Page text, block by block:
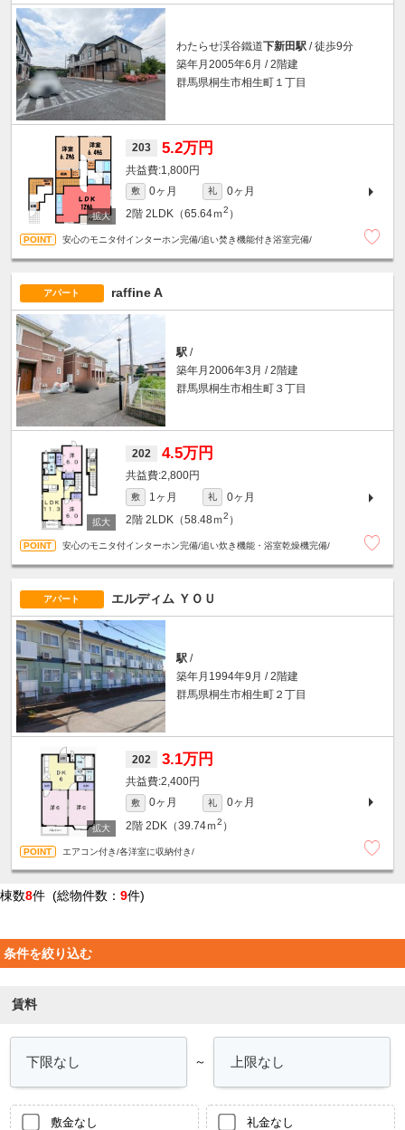
わたらせ渓谷鐵道下新田駅 / 徒歩9分
築年月2005年6月 / 2階建
群馬県桐生市相生町１丁目
203 5.2万円
1,800円
敷 0ヶ月 礼
0ヶ月
2階 2LDK（65.64ｍ2 ）
安心のモニタ付インターホン完備/追い焚き機能付き浴室完備/
アパート raffine A
駅 /
築年月2006年3月 / 2階建
群馬県桐生市相生町３丁目
202 4.5万円
2,800円
敷 1ヶ月 礼
0ヶ月
2階 2LDK（58.48ｍ2 ）
安心のモニタ付インターホン完備/追い炊き機能・浴室乾燥機完備/
アパート エルディム ＹＯＵ
駅 /
築年月1994年9月 / 2階建
群馬県桐生市相生町２丁目
202 3.1万円
2,400円
敷 0ヶ月 礼
0ヶ月
2階 2DK（39.74ｍ2 ）
エアコン付き/各洋室に収納付き/
棟数8件 (総物件数： 9件)
条件を絞り込む
賃料
～
敷金なし 礼金なし